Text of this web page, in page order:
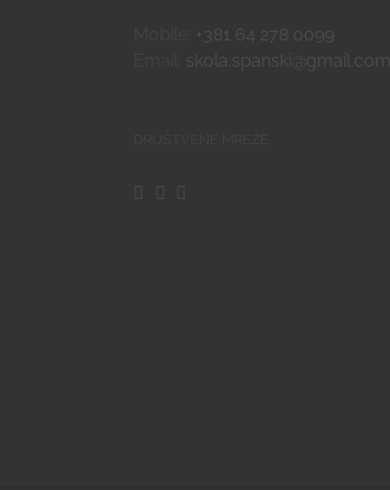
+381 64 278 0099
skola.spanski@gmail.com